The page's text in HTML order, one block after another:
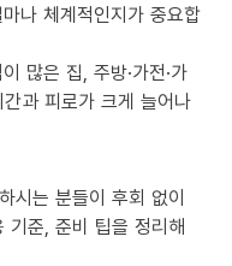
나 체계적인지가 중요합
많은 집, 주방·가전·가
과 피로가 크게 늘어나
시는 분들이 후회 없이
기준, 준비 팁을 정리해